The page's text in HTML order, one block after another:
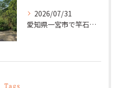
2026/07/31
愛知県一宮市で竿石への追加彫刻｜彫刻本舗
Tags